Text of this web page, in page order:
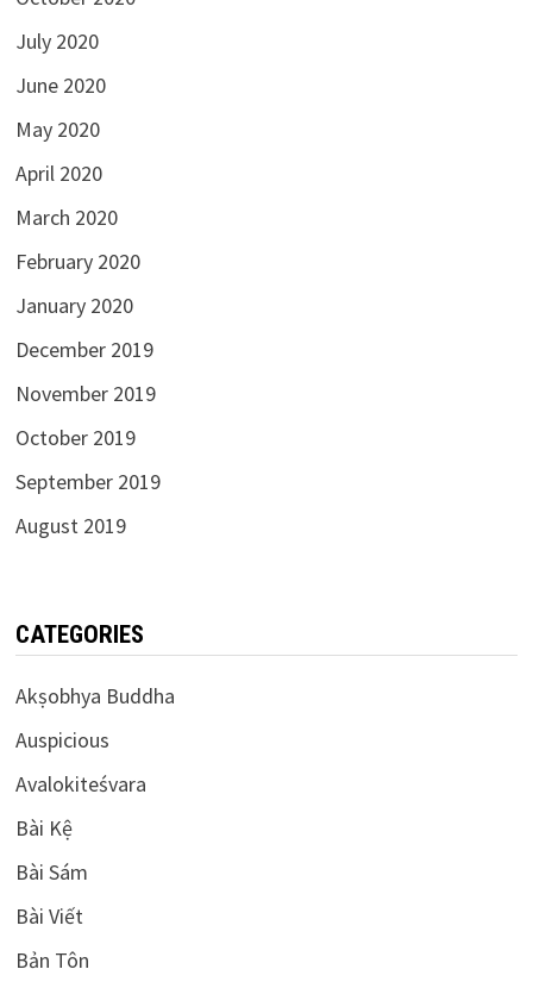
July 2020
June 2020
May 2020
April 2020
March 2020
February 2020
January 2020
December 2019
November 2019
October 2019
September 2019
August 2019
CATEGORIES
Akṣobhya Buddha
Auspicious
Avalokiteśvara
Bài Kệ
Bài Sám
Bài Viết
Bản Tôn